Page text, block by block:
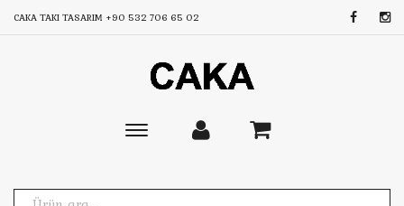
CAKA TAKI TASARIM +90 532 706 65 02
Toggle